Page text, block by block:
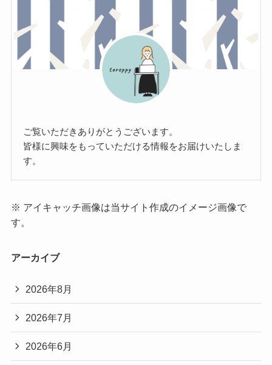
ご覧いただきありがとうございます。
皆様に興味をもっていただける情報をお届けいたしま
す。
※ アイキャッチ画像は当サイト作成のイメージ画像で
す。
アーカイブ
2026年8月
2026年7月
2026年6月